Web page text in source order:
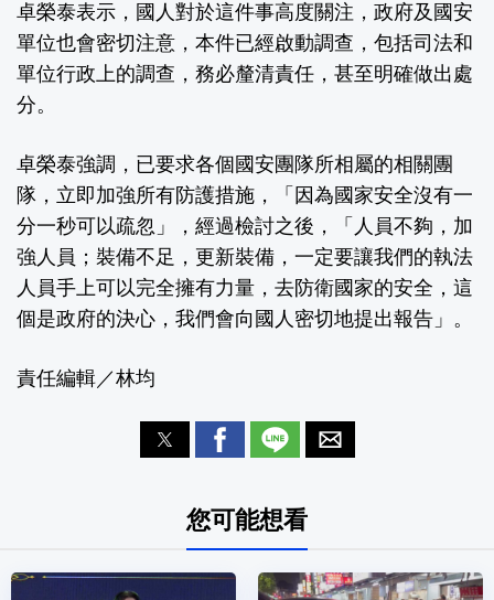
卓榮泰表示，國人對於這件事高度關注，政府及國安
單位也會密切注意，本件已經啟動調查，包括司法和
單位行政上的調查，務必釐清責任，甚至明確做出處
分。
卓榮泰強調，已要求各個國安團隊所相屬的相關團
隊，立即加強所有防護措施，「因為國家安全沒有一
分一秒可以疏忽」，經過檢討之後，「人員不夠，加
強人員；裝備不足，更新裝備，一定要讓我們的執法
人員手上可以完全擁有力量，去防衛國家的安全，這
個是政府的決心，我們會向國人密切地提出報告」。
責任編輯／林均
您可能想看